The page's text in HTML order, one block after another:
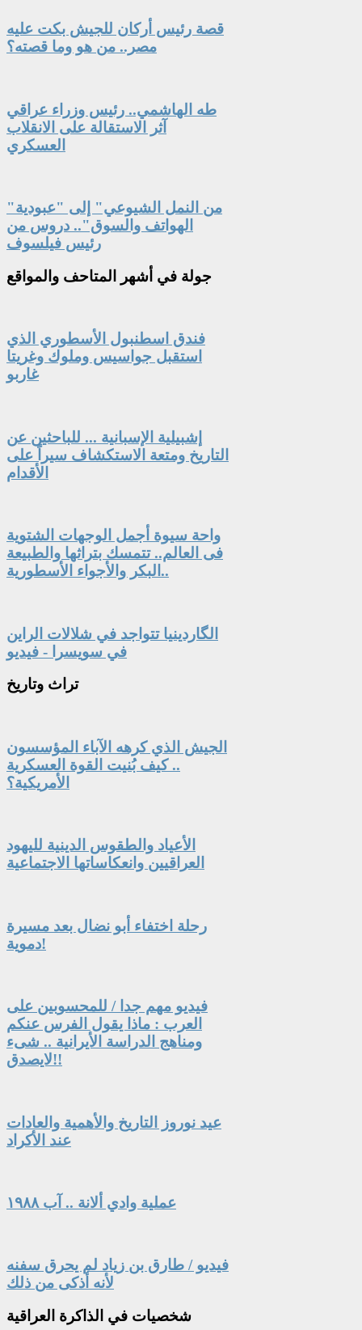
قصة رئيس أركان للجيش بكت عليه
مصر.. من هو وما قصته؟
طه الهاشمي.. رئيس وزراء عراقي
آثر الاستقالة على الانقلاب
العسكري
"من النمل الشيوعي" إلى "عبودية
الهواتف والسوق".. دروس من
رئيس فيلسوف
جولة في أشهر المتاحف والمواقع
فندق اسطنبول الأسطوري الذي
استقبل جواسيس وملوك وغريتا
غاربو
إشبيلية الإسبانية ... للباحثين عن
التاريخ ومتعة الاستكشاف سيراً على
الأقدام
واحة سيوة أجمل الوجهات الشتوية
فى العالم.. تتمسك بتراثها والطبيعة
البكر والأجواء الأسطورية..
الگاردينيا تتواجد في شلالات الراين
في سويسرا - فيديو
تراث وتاريخ
الجيش الذي كرهه الآباء المؤسسون
.. كيف بُنيت القوة العسكرية
الأمريكية؟
الأعياد والطقوس الدينية لليهود
العراقيين وانعكاساتها الاجتماعية
رحلة اختفاء أبو نضال بعد مسيرة
دموية!
فيديو مهم جدا / للمحسوبين على
العرب : ماذا يقول الفرس عنكم
ومناهج الدراسة الأيرانية .. شىء
لايصدق!!
عيد نوروز التاريخ والأهمية والعادات
عند الأكراد
عملية وادي ألانة .. آب ١٩٨٨
فيديو / طارق بن زياد لم يحرق سفنه
لأنه أذكى من ذلك
شخصيات في الذاكرة العراقية